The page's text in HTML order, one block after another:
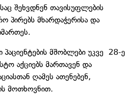
შეხვდნენ თავისუფლების
პირებს მხარდაჭერისა და
მშობლები უკვე 28-ე
აქციებს მართავენ და
ღამეს ათენებენ,
მოთხოვნით.